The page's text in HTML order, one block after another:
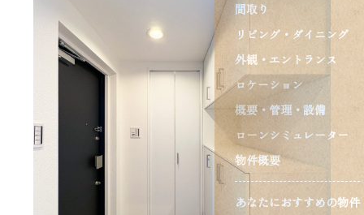
間取り
リビング・ダイニング
外観・エントランス
ロケーション
概要・管理・設備
ローンシミュレーター
物件概要
あなたにおすすめの物件